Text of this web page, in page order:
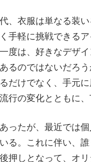
、衣服は単なる装
手軽に挑戦できる
度は、好きなデザ
るのではないだろ
だけでなく、手元
の変化とともに
ったが、最近では
る。これに伴い、
押しとなって、オ